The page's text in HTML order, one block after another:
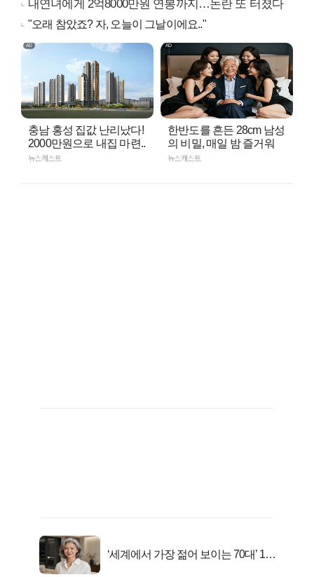
내연녀에게 2억8000만원 연봉까지…논란 또 터졌다
"오래 참았죠? 자, 오늘이 그날이에요.."
충남 홍성 집값 난리났다!
2000만원으로 내집 마련..
뉴스캐스트
한반도를 흔든 28cm 남성
의 비밀, 매일 밤 즐거워
뉴스캐스트
‘세계에서 가장 젊어 보이는 70대’ 1위